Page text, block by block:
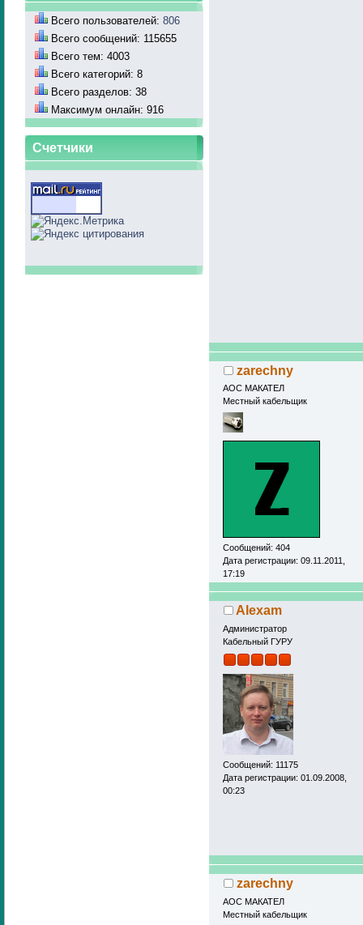
Всего пользователей: 806
Всего сообщений: 115655
Всего тем: 4003
Всего категорий: 8
Всего разделов: 38
Максимум онлайн: 916
Счетчики
zarechny
АОС МАКАТЕЛ
Местный кабельщик
Сообщений: 404
Дата регистрации: 09.11.2011,
17:19
Alexam
Администратор
Кабельный ГУРУ
Сообщений: 11175
Дата регистрации: 01.09.2008,
00:23
zarechny
АОС МАКАТЕЛ
Местный кабельщик